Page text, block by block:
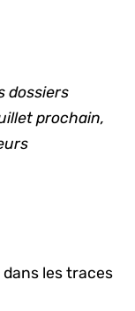
dossiers
prochain,
dans les traces